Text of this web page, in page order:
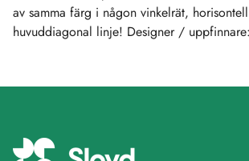
av samma färg i någon vinkelrät,
huvuddiagonal linje! Designer /